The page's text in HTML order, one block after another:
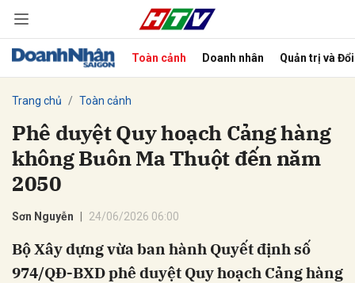
Toàn cảnh Doanh nhân Quản trị và
Trang chủ Toàn cảnh
Phê duyệt Quy hoạch Cảng hàng
không Buôn Ma Thuột đến năm
2050
Sơn Nguyễn 24/06/2026 06:00
Bộ Xây dựng vừa ban hành Quyết định số
974/QĐ-BXD phê duyệt Quy hoạch Cảng hàng
Hủy